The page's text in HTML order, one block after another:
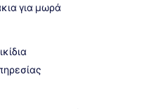
για μωρά